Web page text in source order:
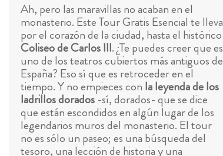
Ah, pero las maravillas no acaban en el
monasterio. Este Tour Gratis Esencial te lleva
por el corazón de la ciudad, hasta el histórico
Coliseo de Carlos III. ¿Te puedes creer que es
uno de los teatros cubiertos más antiguos de
España? Eso sí que es retroceder en el
tiempo. Y no empieces con la leyenda de los
ladrillos dorados-sí, dorados- que se dice
que están escondidos en algún lugar de los
legendarios muros del monasterio. El tour
no es sólo un paseo; es una búsqueda del
tesoro, una lección de historia y una